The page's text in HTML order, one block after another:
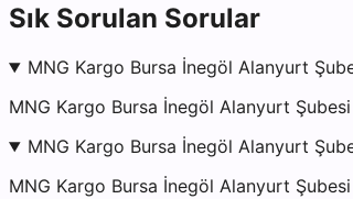
Sık Sorulan Sorular
MNG Kargo Bursa İnegöl Alanyurt
MNG Kargo Bursa İnegöl Alanyurt
MNG Kargo Bursa İnegöl Alanyurt
MNG Kargo Bursa İnegöl Alanyurt